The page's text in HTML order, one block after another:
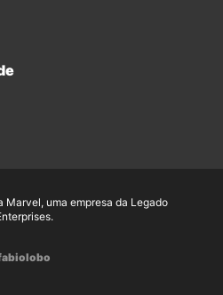
uma empresa da Legado